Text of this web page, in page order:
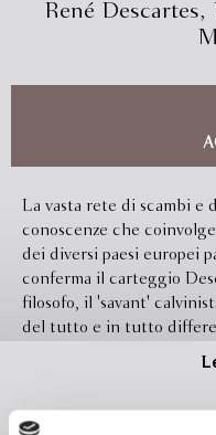
René Descartes,
La vasta rete di scambi e
conoscenze che
dei diversi paesi europei
conferma il carteggio
filosofo, il 'savant'
del tutto e in tutto
artium et scientiarum'. Il
tutte le scienze". Le